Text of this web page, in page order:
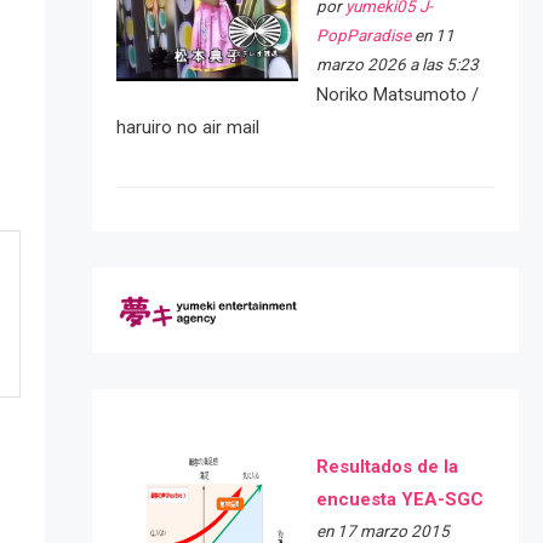
por yumeki05 J-
PopParadiseen 11
marzo 2026 a las 5:23
Noriko Matsumoto /
haruiro no air mail
Resultados de la
encuesta YEA-SGC
en 17 marzo 2015